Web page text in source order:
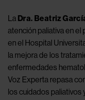
La Dra. Beatriz
atención paliativa en
en el Hospital
la mejora de los
enfermedades
Voz Experta repasa
los cuidados